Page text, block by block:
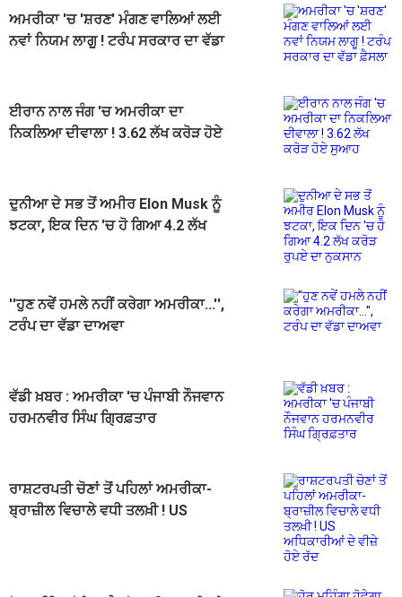
ਅਮਰੀਕਾ 'ਚ 'ਸ਼ਰਣ' ਮੰਗਣ ਵਾਲਿਆਂ ਲਈ
ਨਵਾਂ ਨਿਯਮ ਲਾਗੂ ! ਟਰੰਪ ਸਰਕਾਰ ਦਾ ਵੱਡਾ
ਈਰਾਨ ਨਾਲ ਜੰਗ 'ਚ ਅਮਰੀਕਾ ਦਾ
ਨਿਕਲਿਆ ਦੀਵਾਲਾ ! 3.62 ਲੱਖ ਕਰੋੜ ਹੋਏ
ਦੁਨੀਆ ਦੇ ਸਭ ਤੋਂ ਅਮੀਰ Elon Musk ਨੂੰ
ਝਟਕਾ, ਇਕ ਦਿਨ 'ਚ ਹੋ ਗਿਆ 4.2 ਲੱਖ
''ਹੁਣ ਨਵੇਂ ਹਮਲੇ ਨਹੀਂ ਕਰੇਗਾ ਅਮਰੀਕਾ...'',
ਟਰੰਪ ਦਾ ਵੱਡਾ ਦਾਅਵਾ
ਵੱਡੀ ਖ਼ਬਰ : ਅਮਰੀਕਾ 'ਚ ਪੰਜਾਬੀ ਨੌਜਵਾਨ
ਹਰਮਨਵੀਰ ਸਿੰਘ ਗ੍ਰਿਫ਼ਤਾਰ
ਰਾਸ਼ਟਰਪਤੀ ਚੋਣਾਂ ਤੋਂ ਪਹਿਲਾਂ ਅਮਰੀਕਾ-
ਬ੍ਰਾਜ਼ੀਲ ਵਿਚਾਲੇ ਵਧੀ ਤਲਖ਼ੀ ! US